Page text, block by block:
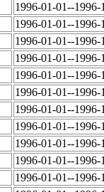
1996-01-01--
1996-01-01--
1996-01-01--
1996-01-01--
1996-01-01--
1996-01-01--
1996-01-01--
1996-01-01--
1996-01-01--
1996-01-01--
1996-01-01--